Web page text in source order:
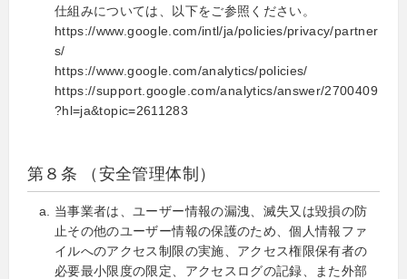
仕組みについては、以下をご参照ください。
https://www.google.com/intl/ja/policies/privacy/partner
s/
https://www.google.com/analytics/policies/
https://support.google.com/analytics/answer/2700409
?hl=ja&topic=2611283
第８条 （安全管理体制）
当事業者は、ユーザー情報の漏洩、滅失又は毀損の防
止その他のユーザー情報の保護のため、個人情報ファ
イルへのアクセス制限の実施、アクセス権限保有者の
必要最小限度の限定、アクセスログの記録、また外部